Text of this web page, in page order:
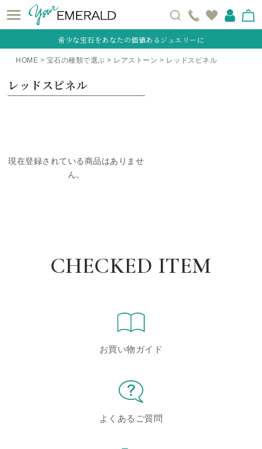
希少な宝石をあなたの価値あるジュエリーに
HOME 宝石の種類で選ぶ レアストーン レッドスピネル
レッドスピネル
現在登録されている商品はありませ
ん。
CHECKED ITEM
お買い物ガイド
よくあるご質問